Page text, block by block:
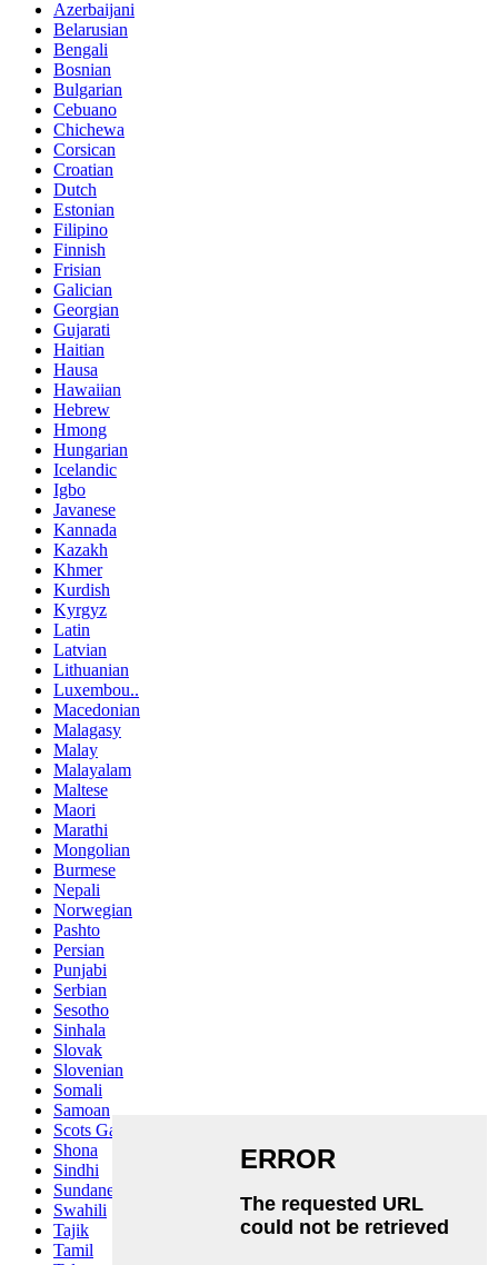
Azerbaijani
Belarusian
Bengali
Bosnian
Bulgarian
Cebuano
Chichewa
Corsican
Croatian
Dutch
Estonian
Filipino
Finnish
Frisian
Galician
Georgian
Gujarati
Haitian
Hausa
Hawaiian
Hebrew
Hmong
Hungarian
Icelandic
Igbo
Javanese
Kannada
Kazakh
Khmer
Kurdish
Kyrgyz
Latin
Latvian
Lithuanian
Luxembou..
Macedonian
Malagasy
Malay
Malayalam
Maltese
Maori
Marathi
Mongolian
Burmese
Nepali
Norwegian
Pashto
Persian
Punjabi
Serbian
Sesotho
Sinhala
Slovak
Slovenian
Somali
Samoan
Scots Gaelic
Shona
Sindhi
Sundanese
Swahili
Tajik
Tamil